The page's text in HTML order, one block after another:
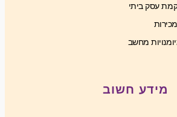
עסק ביתי
מחשב
מידע חשוב